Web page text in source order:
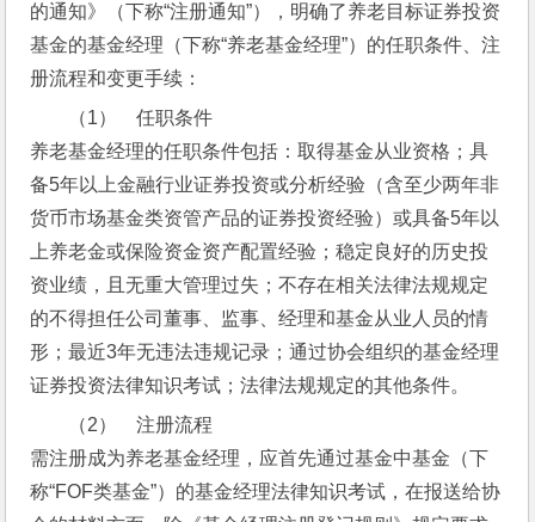
的通知》（下称“注册通知”），明确了养老目标证券投资
基金的基金经理（下称“养老基金经理”）的任职条件、注
册流程和变更手续：
（1）    任职条件
养老基金经理的任职条件包括：取得基金从业资格；具
备5年以上金融行业证券投资或分析经验（含至少两年非
货币市场基金类资管产品的证券投资经验）或具备5年以
上养老金或保险资金资产配置经验；稳定良好的历史投
资业绩，且无重大管理过失；不存在相关法律法规规定
的不得担任公司董事、监事、经理和基金从业人员的情
形；最近3年无违法违规记录；通过协会组织的基金经理
证券投资法律知识考试；法律法规规定的其他条件。
（2）    注册流程
需注册成为养老基金经理，应首先通过基金中基金（下
称“FOF类基金”）的基金经理法律知识考试，在报送给协